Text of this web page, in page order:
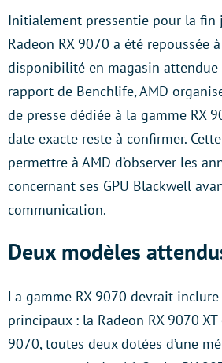
Initialement pressentie pour la fin
Radeon RX 9070 a été repoussée
disponibilité en magasin attendue
rapport de Benchlife, AMD
de presse dédiée à la gamme RX
date exacte reste à confirmer.
permettre à AMD d’observer les
concernant ses GPU Blackwell
communication.
Deux modèles
La gamme RX 9070 devrait
principaux : la Radeon RX 9070
9070, toutes deux dotées d’une